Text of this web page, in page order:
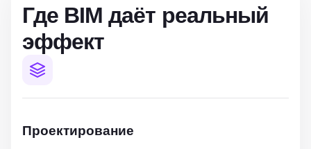
Где BIM даёт реальный
эффект
Проектирование